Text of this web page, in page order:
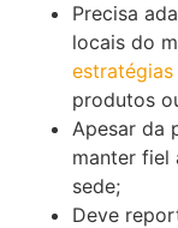
Precisa
locais do
produtos
Apesar da
manter fiel
sede;
Deve